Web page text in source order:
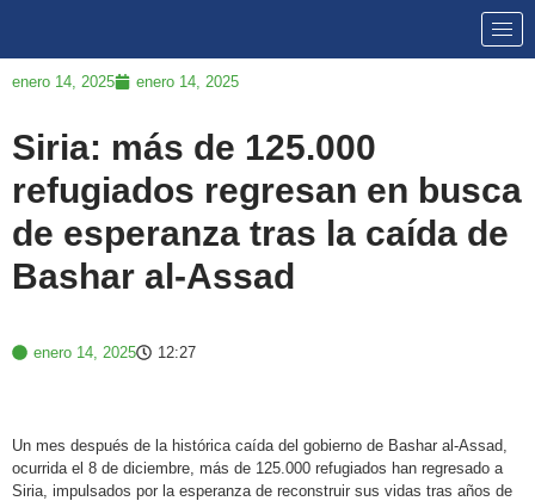
enero 14, 2025 enero 14, 2025
Siria: más de 125.000
refugiados regresan en busca
de esperanza tras la caída de
Bashar al-Assad
enero 14, 2025 12:27
Un mes después de la histórica caída del gobierno de Bashar al-Assad,
ocurrida el 8 de diciembre, más de 125.000 refugiados han regresado a
Siria, impulsados por la esperanza de reconstruir sus vidas tras años de